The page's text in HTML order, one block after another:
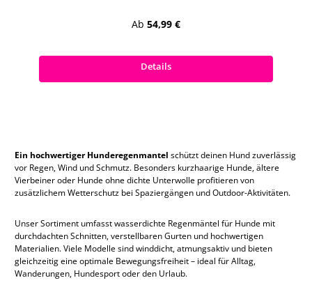
Regulärer Preis:
Ab 54,99 €
Details
Ein hochwertiger Hunderegenmantel schützt deinen Hund zuverlässig
vor Regen, Wind und Schmutz. Besonders kurzhaarige Hunde, ältere
Vierbeiner oder Hunde ohne dichte Unterwolle profitieren von
zusätzlichem Wetterschutz bei Spaziergängen und Outdoor-Aktivitäten.
Unser Sortiment umfasst wasserdichte Regenmäntel für Hunde mit
durchdachten Schnitten, verstellbaren Gurten und hochwertigen
Materialien. Viele Modelle sind winddicht, atmungsaktiv und bieten
gleichzeitig eine optimale Bewegungsfreiheit – ideal für Alltag,
Wanderungen, Hundesport oder den Urlaub.